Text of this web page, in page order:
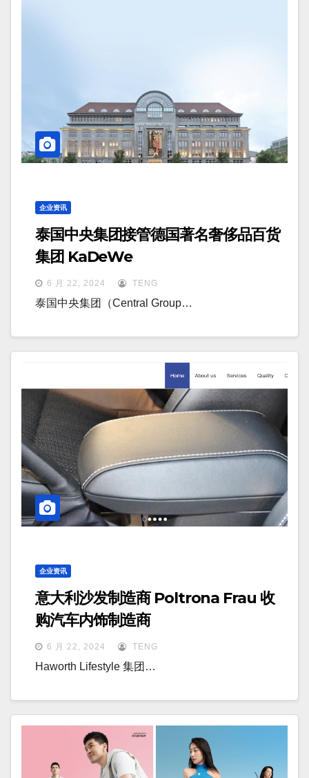
企业资讯
泰国中央集团接管德国著名奢侈品百货
集团 KaDeWe
6 月 22, 2024 TENG
泰国中央集团（Central Group…
企业资讯
意大利沙发制造商 Poltrona Frau 收
购汽车内饰制造商
6 月 22, 2024 TENG
Haworth Lifestyle 集团…